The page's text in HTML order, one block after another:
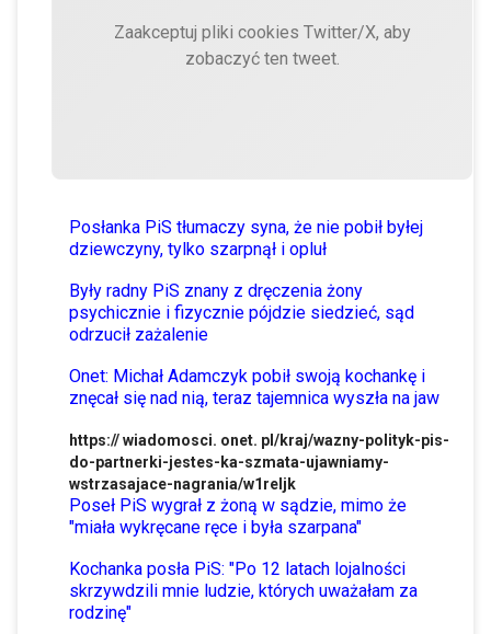
Zaakceptuj pliki cookies Twitter/X, aby
zobaczyć ten tweet.
Posłanka PiS tłumaczy syna, że nie pobił byłej
dziewczyny, tylko szarpnął i opluł
Były radny PiS znany z dręczenia żony
psychicznie i fizycznie pójdzie siedzieć, sąd
odrzucił zażalenie
Onet: Michał Adamczyk pobił swoją kochankę i
znęcał się nad nią, teraz tajemnica wyszła na jaw
https:// wiadomosci. onet. pl/kraj/wazny-polityk-pis-
do-partnerki-jestes-ka-szmata-ujawniamy-
wstrzasajace-nagrania/w1reljk
Poseł PiS wygrał z żoną w sądzie, mimo że
"miała wykręcane ręce i była szarpana"
Kochanka posła PiS: "Po 12 latach lojalności
skrzywdzili mnie ludzie, których uważałam za
rodzinę"